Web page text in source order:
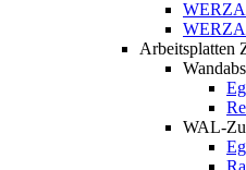
Arbeitsplatten
WAL-